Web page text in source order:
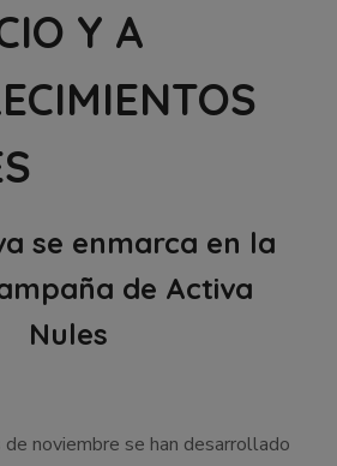
Y A
se enmarca en la
de Activa
Nules
noviembre se han desarrollado